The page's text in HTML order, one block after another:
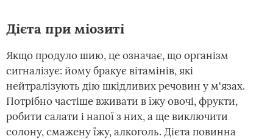
Дієта при міозиті
Якщо продуло шию, це означає, що організм
сигналізує: йому бракує вітамінів, які
нейтралізують дію шкідливих речовин у м'язах.
Потрібно частіше вживати в їжу овочі, фрукти,
робити салати і напої з них, а ще виключити
солону, смажену їжу, алкоголь. Дієта повинна